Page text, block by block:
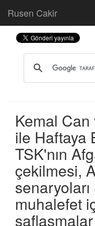
Rusen Cakir
Kemal Can
ile Haftaya
TSK'nın
çekilmesi,
muhalefet